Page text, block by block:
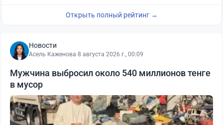
Открыть полный рейтинг →
Новости
Асель Каженова·8 августа 2026 г., 00:09
Мужчина выбросил около 540 миллионов тенге
в мусор